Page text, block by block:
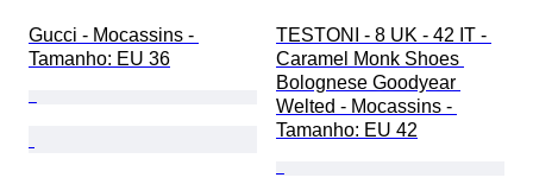
Gucci - Mocassins -
Tamanho: EU 36
TESTONI - 8 UK - 42 IT -
Caramel Monk Shoes
Bolognese Goodyear
Welted - Mocassins -
Tamanho: EU 42